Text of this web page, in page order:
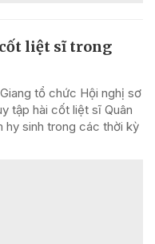
cốt liệt sĩ trong
tổ chức Hội nghị sơ
tập hài cốt liệt sĩ Quân
hy sinh trong các thời kỳ